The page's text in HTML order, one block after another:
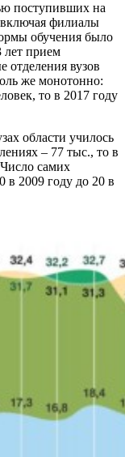
поступивших на
филиалы
обучения было
лет прием
отделения вузов
же монотонно:
то в 2017 году
области училось
– 77 тыс., то в
самих
в 2009 году до 20 в